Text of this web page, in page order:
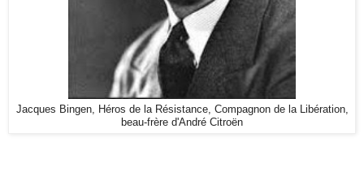
Jacques Bingen, Héros de la Résistance, Compagnon de la Libération,
beau-frère d'André Citroën